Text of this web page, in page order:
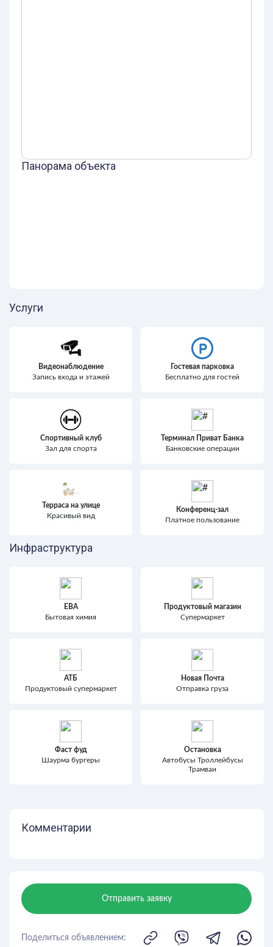
Панорама объекта
Услуги
Видеонаблюдение
Запись входа и этажей
Гостевая парковка
Бесплатно для гостей
Спортивный клуб
Зал для спорта
Терминал Приват Банка
Банковские операции
Терраса на улице
Красивый вид
Конференц-зал
Платное пользование
Инфраструктура
ЕВА
Бытовая химия
Продуктовый магазин
Супермаркет
АТБ
Продуктовый супермаркет
Новая Почта
Отправка груза
Фаст фуд
Шаурма бургеры
Остановка
Автобусы Троллейбусы
Трамваи
Комментарии
Отправить заявку
Поделиться объявлением: